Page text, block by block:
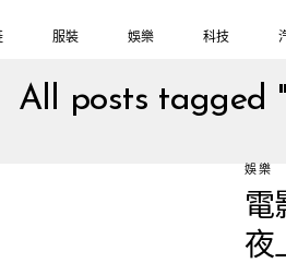
服裝 娛樂 科技
All posts tagged
娛樂
電
夜